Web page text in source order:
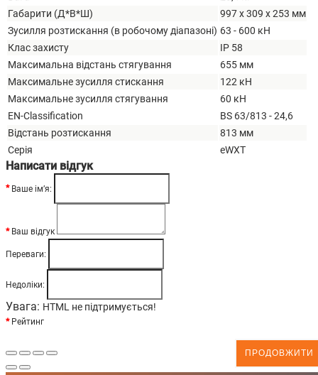
Габарити (Д*В*Ш)
997 x 309 x 253 мм
Зусилля розтискання (в робочому діапазоні) 63 - 600 кН
Клас захисту
IP 58
Максимальна відстань стягування
655 мм
Максимальне зусилля стискання
122 кН
Максимальне зусилля стягування
60 кН
EN-Classification
BS 63/813 - 24,6
Відстань розтискання
813 мм
Серія
eWXT
Написати відгук
Ваше ім’я:
Ваш відгук
Переваги:
Недоліки:
Увага: HTML не підтримується!
Рейтинг
ПРОДОВЖИТИ